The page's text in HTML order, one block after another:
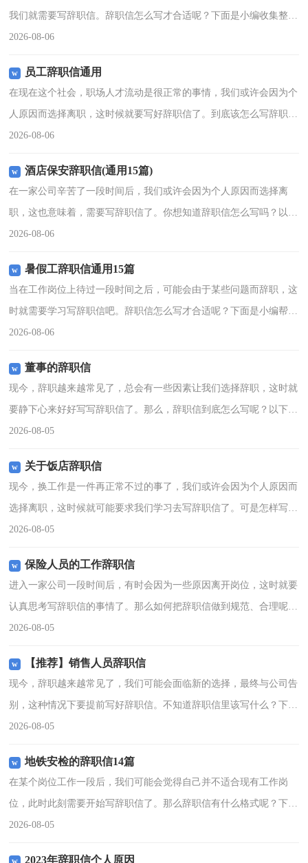
我们就需要写辞职信。辞职信怎么写才合适呢？下面是小编收集整理
的优秀的辞职信，欢迎阅读与收藏。优秀的辞职信1尊敬的校长：本
2026-08-06
员工辞职信通用
在现在这个社会，职场人才流动是很正常的事情，我们或许会因为个
人原因而选择离职，这时候就要写好辞职信了。到底该怎么写辞职信
呢？以下是小编为大家收集的员工辞职信通用，希望能够帮助到大
2026-08-06
酒店保安辞职信(通用15篇)
在一家公司辛苦了一段时间后，我们或许会因为个人原因而选择离
职，这也意味着，需要写辞职信了。你想知道辞职信怎么写吗？以下
是小编精心整理的酒店保安辞职信，仅供参考，希望能够帮助到大
2026-08-06
暑假工辞职信通用15篇
当在工作岗位上待过一段时间之后，可能会由于某些问题而辞职，这
时就需要学习写辞职信吧。辞职信怎么写才合适呢？下面是小编帮大
家整理的暑假工辞职信，供大家参考借鉴，希望可以帮助到有需要的
2026-08-06
董事的辞职信
现今，辞职越来越常见了，总会有一些因素让我们选择辞职，这时就
要静下心来好好写写辞职信了。那么，辞职信到底怎么写呢？以下是
小编帮大家整理的董事的辞职信，欢迎大家分享。董事的辞职信
2026-08-05
关于饭店辞职信
现今，换工作是一件再正常不过的事了，我们或许会因为个人原因而
选择离职，这时候就可能要求我们学习去写辞职信了。可是怎样写出
合乎规范的辞职信呢？以下是小编收集整理的关于饭店辞职信，欢迎
2026-08-05
保险人员的工作辞职信
进入一家公司一段时间后，有时会因为一些原因离开岗位，这时就要
认真思考写辞职信的事情了。那么如何把辞职信做到规范、合理呢？
以下是小编为大家收集的保险人员的工作辞职信 ，欢迎阅读，希望
2026-08-05
【推荐】销售人员辞职信
现今，辞职越来越常见了，我们可能会面临新的选择，最终与公司告
别，这种情况下要提前写好辞职信。不知道辞职信里该写什么？下面
是小编整理的销售人员辞职信，仅供参考，欢迎大家阅读。销售人员
2026-08-05
地铁安检的辞职信14篇
在某个岗位工作一段后，我们可能会觉得自己并不适合现有工作岗
位，此时此刻需要开始写辞职信了。那么辞职信有什么格式呢？下面
是小编为大家收集的地铁安检的辞职信，供大家参考借鉴，希望可以
2026-08-05
2023年辞职信个人原因